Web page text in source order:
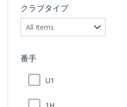
クラブタイプ
番手
U1